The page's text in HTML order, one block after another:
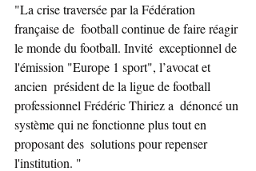
"La crise traversée par la Fédération
française de  football continue de faire réagir
le monde du football. Invité  exceptionnel de
l'émission "Europe 1 sport", l’avocat et
ancien  président de la ligue de football
professionnel Frédéric Thiriez a  dénoncé un
système qui ne fonctionne plus tout en
proposant des  solutions pour repenser
l'institution. "